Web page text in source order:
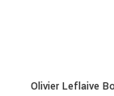
Olivier Leflaive